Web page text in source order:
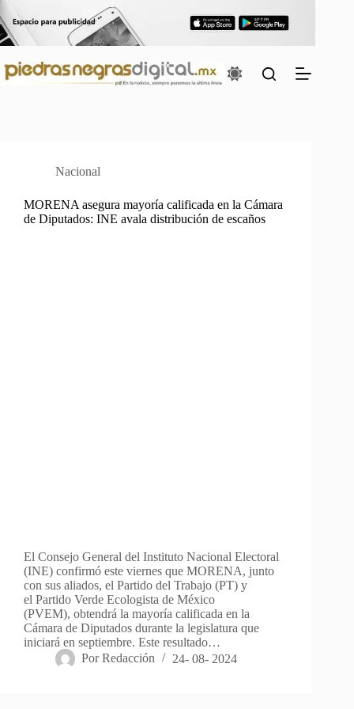
Saltar
al
contenido
Nacional
MORENA asegura mayoría calificada en la Cámara
de Diputados: INE avala distribución de escaños
El Consejo General del Instituto Nacional Electoral
(INE) confirmó este viernes que MORENA, junto
con sus aliados, el Partido del Trabajo (PT) y
el Partido Verde Ecologista de México
(PVEM), obtendrá la mayoría calificada en la
Cámara de Diputados durante la legislatura que
iniciará en septiembre. Este resultado…
Por Redacción 24- 08- 2024